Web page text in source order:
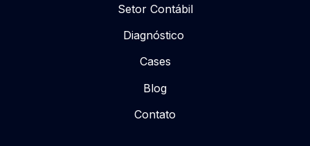
Setor Contábil
Diagnóstico
Cases
Blog
Contato